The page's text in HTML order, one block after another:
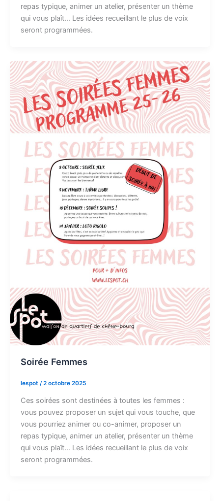
repas typique, animer un atelier, présenter un thème
qui vous plaît… Les idées recueillant le plus de voix
seront programmées.
Soirée Femmes
lespot /2 octobre 2025
Ces soirées sont destinées à toutes les femmes :
vous pouvez proposer un sujet qui vous touche, que
vous pourriez animer ou co-animer, proposer un
repas typique, animer un atelier, présenter un thème
qui vous plaît… Les idées recueillant le plus de voix
seront programmées.